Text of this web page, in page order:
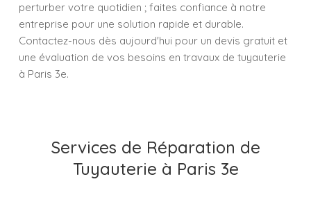
perturber votre quotidien ; faites confiance à notre
entreprise pour une solution rapide et durable.
Contactez-nous dès aujourd'hui pour un devis gratuit et
une évaluation de vos besoins en travaux de tuyauterie
à Paris 3e.
Services de Réparation de
Tuyauterie à Paris 3e